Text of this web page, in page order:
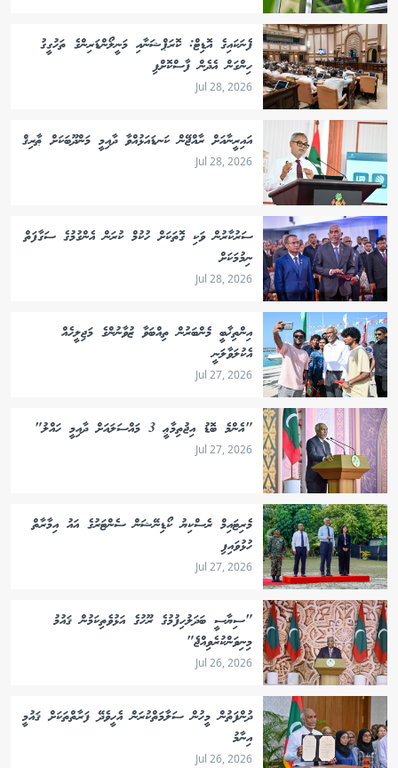
ފެނަކައިގެ އޮޑިޓް: ކޮރަޕްޝަނާއި މަނީލޯންޑަރިންގެ ތަހުގީގު
ހިންގަން އެދެން ފާސްކޮށްފި
Jul 28, 2026
އައިރީނާއަށް ރާއްޖޭން ކަނޑައަޅުއްވާ ދާއިމީ މަންދޫބަކަށް ޠާރިޤް
Jul 28, 2026
ސަރުކާރުން ވަކި ގޮތަކަށް ހުކުމް ކުރަން އެންގުމުގެ ސަގާފަތް
ނިމުމަކަށް
Jul 28, 2026
އިންތިޚާބީ މެންބަރުން ތިއްބަވާ ޒުވާނުންގެ މަޖިލީހެއް
އެކުލަވާލަނީ
Jul 27, 2026
"އެންމެ ބޮޑު އިޖުތިމާޢީ 3 މައްސަލައަށް ދާއިމީ ހައްލު"
Jul 27, 2026
މެރިޓައިމް ރެސްކިޔު ކޯޑިނޭޝަން ސެންޓަރުގެ އައު އިމާރާތް
ހުޅުވައިފި
Jul 27, 2026
"ސިޔާސީ ބަދަލުހިފުމުގެ ރޫހުގެ އަޅުވެތިކަމުން ޤައުމު
މިނިވަންކުރެވިއްޖެ"
Jul 26, 2026
ދުންފަތުން މީހުން ސަލާމަތްކުރަން އެހީވެދޭ ފަރާތްތަކަށް ޤައުމީ
އިނާމު
Jul 26, 2026